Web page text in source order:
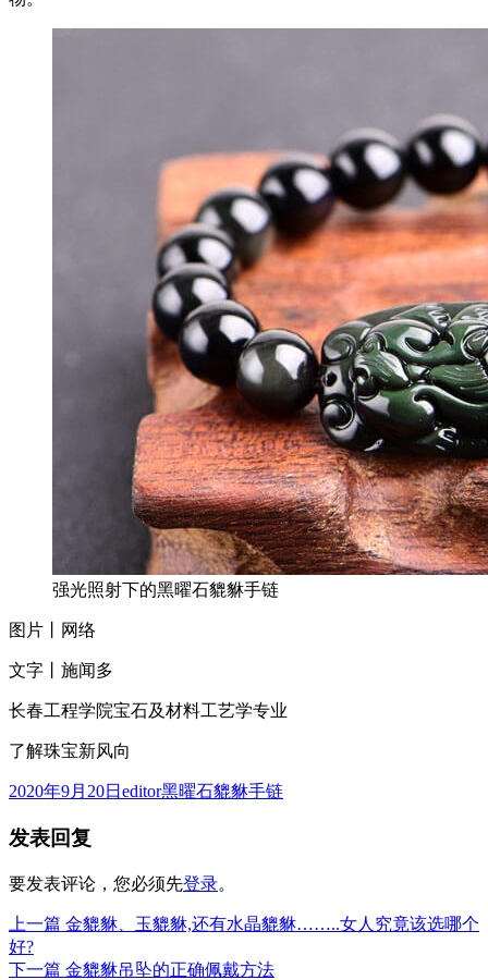
强光照射下的黑曜石貔貅手链
图片丨网络
文字丨施闻多
长春工程学院宝石及材料工艺学专业
了解珠宝新风向
发
于
2020年9月20日 作
editor分
黑曜石貔貅手链
发表回复
要发表评论，您必须先登录。
文
章
上一篇 上
文
金貔貅、玉貔貅,还有水晶貔貅……..女人究竟该选哪个
好?
下一篇 下
金貔貅吊坠的正确佩戴方法